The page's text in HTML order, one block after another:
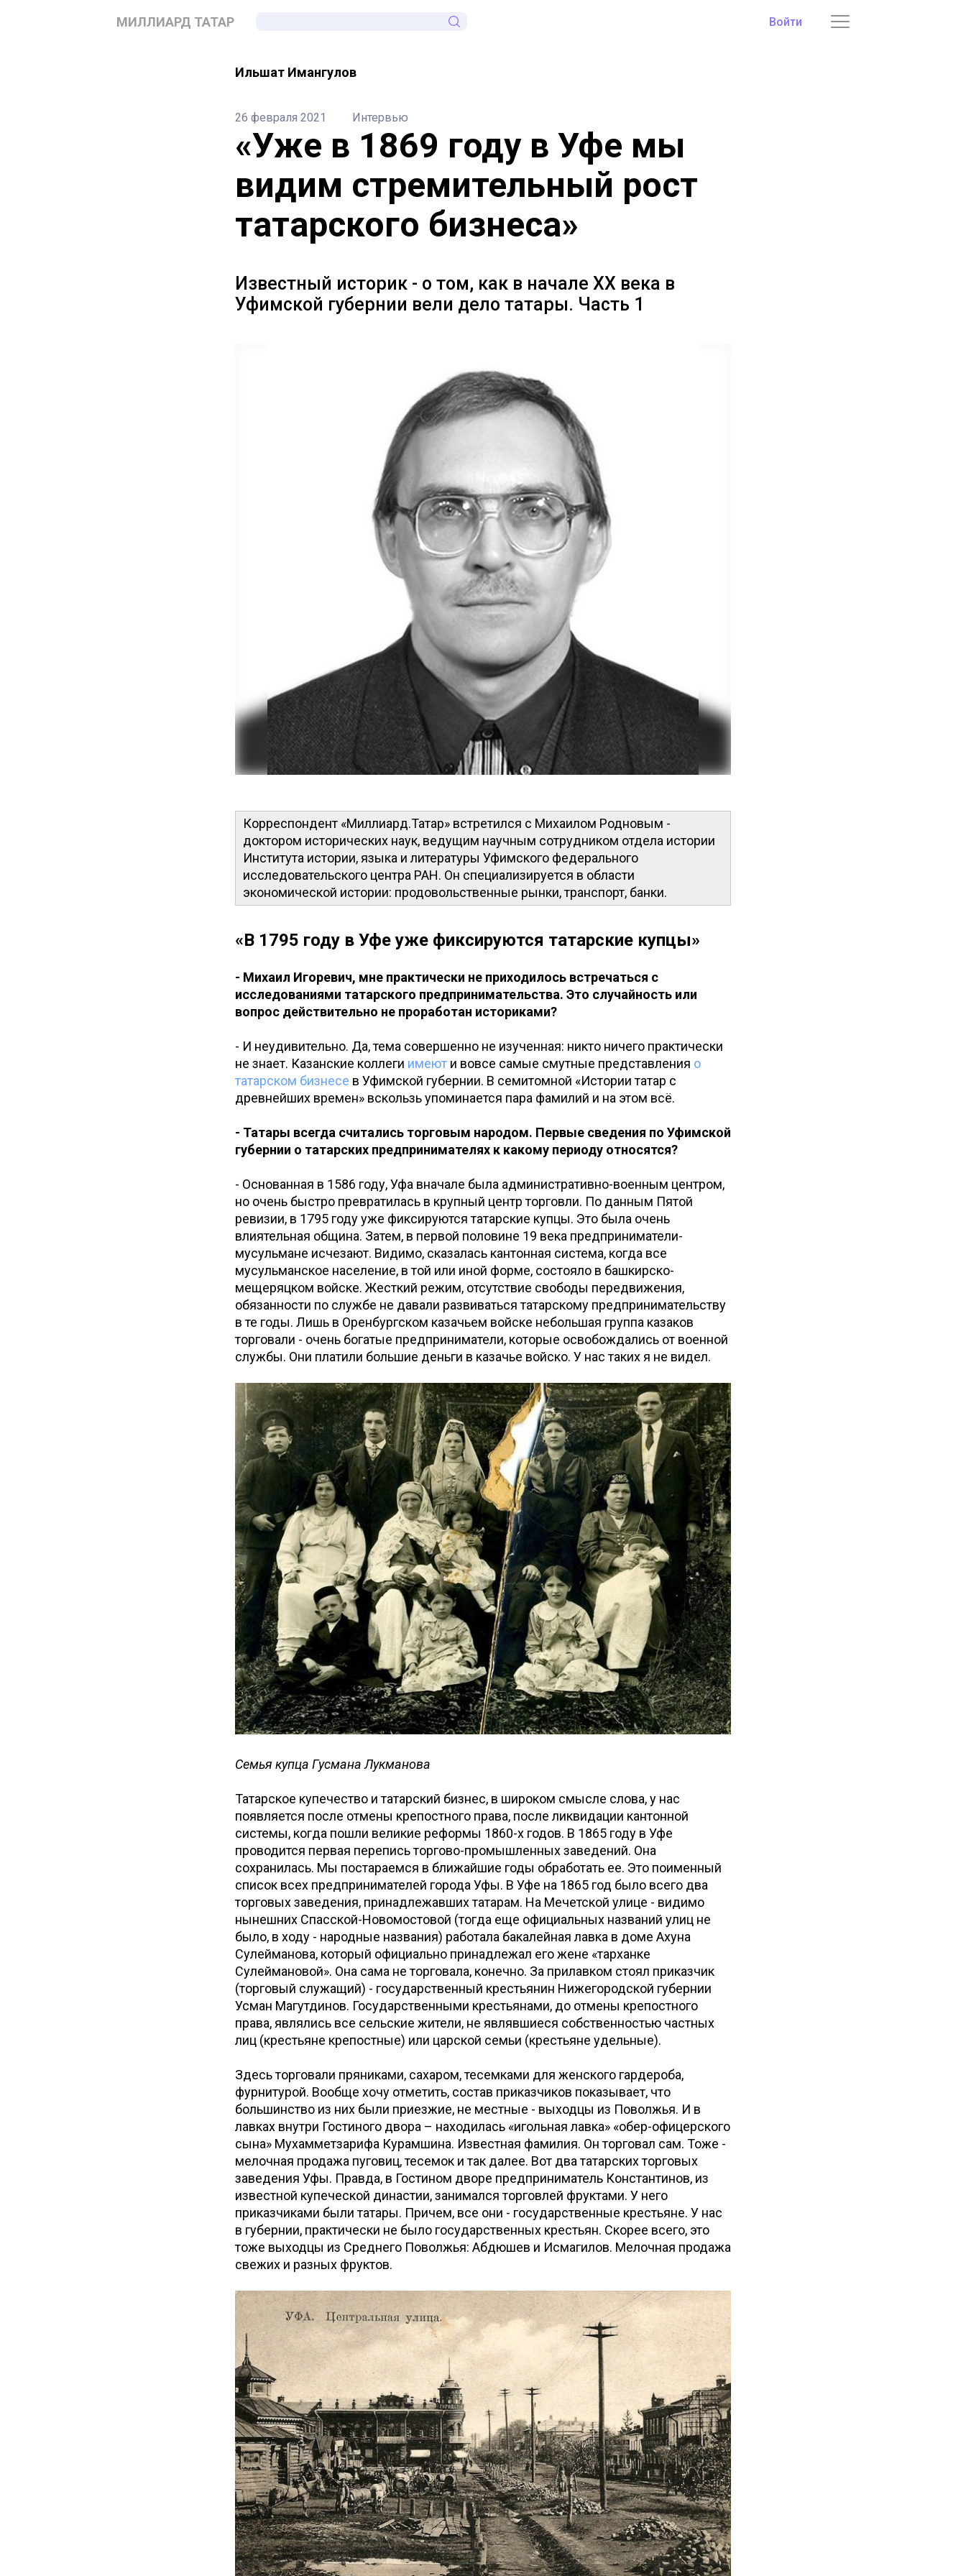
МИЛЛИАРД ТАТАР Войти
Ильшат Имангулов
26 февраля 2021 Интервью
«Уже в 1869 году в Уфе мы
видим стремительный рост
татарского бизнеса»
Известный историк - о том, как в начале ХХ века в
Уфимской губернии вели дело татары. Часть 1
Корреспондент «Миллиард.Татар» встретился с Михаилом Родновым -
доктором исторических наук, ведущим научным сотрудником отдела истории
Института истории, языка и литературы Уфимского федерального
исследовательского центра РАН. Он специализируется в области
экономической истории: продовольственные рынки, транспорт, банки.
«В 1795 году в Уфе уже фиксируются татарские купцы»
- Михаил Игоревич, мне практически не приходилось встречаться с
исследованиями татарского предпринимательства. Это случайность или
вопрос действительно не проработан историками?
- И неудивительно. Да, тема совершенно не изученная: никто ничего практически
не знает. Казанские коллеги имеют и вовсе самые смутные представления о
татарском бизнесе в Уфимской губернии. В семитомной «Истории татар с
древнейших времен» вскользь упоминается пара фамилий и на этом всё.
- Татары всегда считались торговым народом. Первые сведения по Уфимской
губернии о татарских предпринимателях к какому периоду относятся?
- Основанная в 1586 году, Уфа вначале была административно-военным центром,
но очень быстро превратилась в крупный центр торговли. По данным Пятой
ревизии, в 1795 году уже фиксируются татарские купцы. Это была очень
влиятельная община. Затем, в первой половине 19 века предприниматели-
мусульмане исчезают. Видимо, сказалась кантонная система, когда все
мусульманское население, в той или иной форме, состояло в башкирско-
мещеряцком войске. Жесткий режим, отсутствие свободы передвижения,
обязанности по службе не давали развиваться татарскому предпринимательству
в те годы. Лишь в Оренбургском казачьем войске небольшая группа казаков
торговали - очень богатые предприниматели, которые освобождались от военной
службы. Они платили большие деньги в казачье войско. У нас таких я не видел.
Семья купца Гусмана Лукманова
Татарское купечество и татарский бизнес, в широком смысле слова, у нас
появляется после отмены крепостного права, после ликвидации кантонной
системы, когда пошли великие реформы 1860-х годов. В 1865 году в Уфе
проводится первая перепись торгово-промышленных заведений. Она
сохранилась. Мы постараемся в ближайшие годы обработать ее. Это поименный
список всех предпринимателей города Уфы. В Уфе на 1865 год было всего два
торговых заведения, принадлежавших татарам. На Мечетской улице - видимо
нынешних Спасской-Новомостовой (тогда еще официальных названий улиц не
было, в ходу - народные названия) работала бакалейная лавка в доме Ахуна
Сулейманова, который официально принадлежал его жене «тарханке
Сулеймановой». Она сама не торговала, конечно. За прилавком стоял приказчик
(торговый служащий) - государственный крестьянин Нижегородской губернии
Усман Магутдинов. Государственными крестьянами, до отмены крепостного
права, являлись все сельские жители, не являвшиеся собственностью частных
лиц (крестьяне крепостные) или царской семьи (крестьяне удельные).
Здесь торговали пряниками, сахаром, тесемками для женского гардероба,
фурнитурой. Вообще хочу отметить, состав приказчиков показывает, что
большинство из них были приезжие, не местные - выходцы из Поволжья. И в
лавках внутри Гостиного двора – находилась «игольная лавка» «обер-офицерского
сына» Мухамметзарифа Курамшина. Известная фамилия. Он торговал сам. Тоже -
мелочная продажа пуговиц, тесемок и так далее. Вот два татарских торговых
заведения Уфы. Правда, в Гостином дворе предприниматель Константинов, из
известной купеческой династии, занимался торговлей фруктами. У него
приказчиками были татары. Причем, все они - государственные крестьяне. У нас
в губернии, практически не было государственных крестьян. Скорее всего, это
тоже выходцы из Среднего Поволжья: Абдюшев и Исмагилов. Мелочная продажа
свежих и разных фруктов.